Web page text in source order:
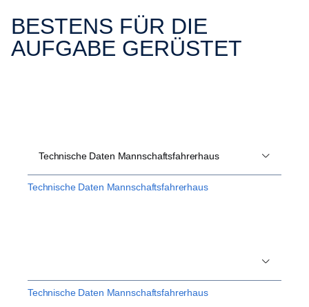
BESTENS FÜR DIE
AUFGABE GERÜSTET
Technische Daten Mannschaftsfahrerhaus
Technische Daten Mannschaftsfahrerhaus
Technische Daten Mannschaftsfahrerhaus